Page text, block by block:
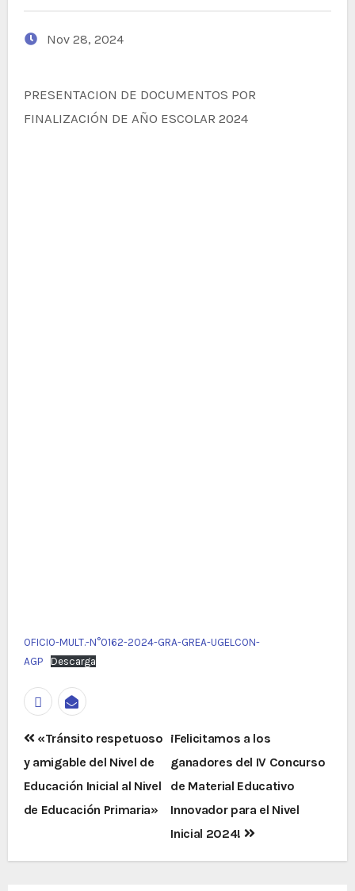
Nov 28, 2024
PRESENTACION DE DOCUMENTOS POR
FINALIZACIÓN DE AÑO ESCOLAR 2024
OFICIO-MULT.-N°0162-2024-GRA-GREA-UGELCON-
AGP
Descarga
Navegación
de
entradas
«Tránsito respetuoso
y amigable del Nivel de
Educación Inicial al Nivel
de Educación Primaria»
¡Felicitamos a los
ganadores del IV Concurso
de Material Educativo
Innovador para el Nivel
Inicial 2024!